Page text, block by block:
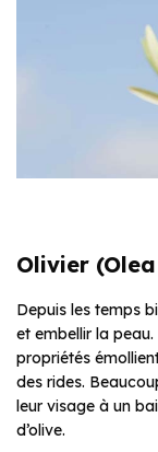
Olivier
Depuis les temps
et embellir la peau.
propriétés
des rides.
leur visage à un
d’olive.